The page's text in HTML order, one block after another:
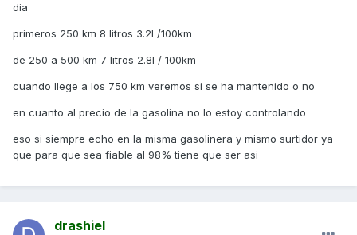
dia
primeros 250 km 8 litros 3.2l /100km
de 250 a 500 km 7 litros 2.8l / 100km
cuando llege a los 750 km veremos si se ha mantenido o no
en cuanto al precio de la gasolina no lo estoy controlando
eso si siempre echo en la misma gasolinera y mismo surtidor ya
que para que sea fiable al 98% tiene que ser asi
drashiel